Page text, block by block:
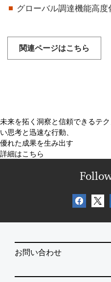
グローバル調達機能高度
関連ページはこちら
未来を拓く洞察と信頼できるテ
い思考と迅速な行動、
優れた成果を生み出す
詳細はこちら
お問い合わせ